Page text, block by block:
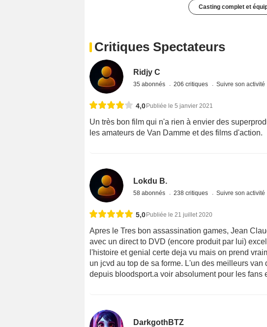
Casting complet et
Critiques Spectateurs
Ridjy C
35 abonnés 206 critiques Suivre son activité
4,0 Publiée le 5 janvier 2021
Un très bon film qui n'a rien à envier des
les amateurs de Van Damme et des films d'action.
Lokdu B.
58 abonnés 238 critiques Suivre son activité
5,0 Publiée le 21 juillet 2020
Apres le Tres bon assassination games, Jean
avec un direct to DVD (encore produit par lui)
l'histoire et genial certe deja vu mais on prend
un jcvd au top de sa forme. L'un des meilleurs
depuis bloodsport.a voir absolument pour les fans
DarkgothBTZ